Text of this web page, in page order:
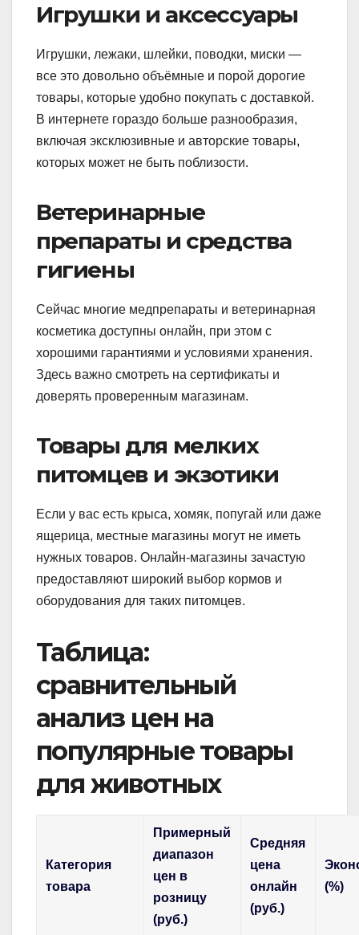
Игрушки и аксессуары
Игрушки, лежаки, шлейки, поводки, миски —
все это довольно объёмные и порой дорогие
товары, которые удобно покупать с доставкой.
В интернете гораздо больше разнообразия,
включая эксклюзивные и авторские товары,
которых может не быть поблизости.
Ветеринарные
препараты и средства
гигиены
Сейчас многие медпрепараты и ветеринарная
косметика доступны онлайн, при этом с
хорошими гарантиями и условиями хранения.
Здесь важно смотреть на сертификаты и
доверять проверенным магазинам.
Товары для мелких
питомцев и экзотики
Если у вас есть крыса, хомяк, попугай или даже
ящерица, местные магазины могут не иметь
нужных товаров. Онлайн-магазины зачастую
предоставляют широкий выбор кормов и
оборудования для таких питомцев.
Таблица:
сравнительный
анализ цен на
популярные товары
для животных
Категория
товара
Примерный
диапазон
цен в
розницу
(руб.)
Средняя
цена
онлайн
(руб.)
(%)